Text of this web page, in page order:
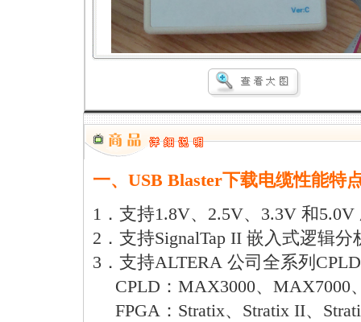
一、USB Blaster下载电缆性能特
1．支持1.8V、2.5V、3.3V 和
2．支持SignalTap II 嵌入式逻辑分
3．支持ALTERA 公司全系列
CPLD：MAX3000、MAX7000
FPGA：Stratix、Stratix II、